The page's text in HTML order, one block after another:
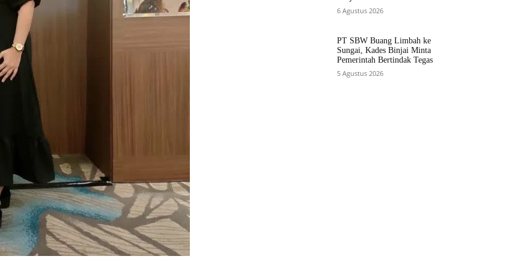
6 Agustus 2026
PT SBW Buang Limbah ke
Sungai, Kades Binjai Minta
Pemerintah Bertindak Tegas
5 Agustus 2026